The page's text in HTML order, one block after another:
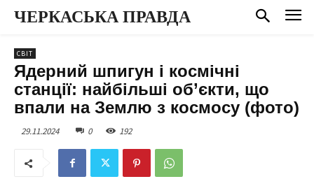
ЧЕРКАСЬКА ПРАВДА
СВІТ
Ядерний шпигун і космічні
станції: найбільші об’єкти, що
впали на Землю з космосу (фото)
29.11.2024 0 192